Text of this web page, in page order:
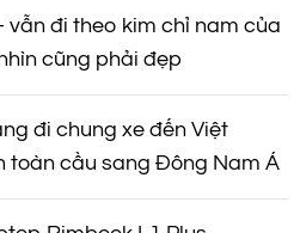
vẫn đi theo kim chỉ nam của
cũng phải đẹp
đi chung xe đến Việt
toàn cầu sang Đông Nam Á